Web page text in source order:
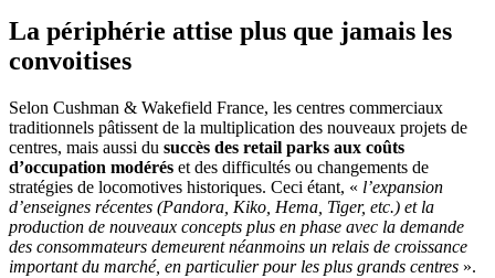
La périphérie attise plus que jamais les
convoitises
Selon Cushman & Wakefield France, les centres commerciaux
traditionnels pâtissent de la multiplication des nouveaux projets de
centres, mais aussi du succès des retail parks aux coûts
d’occupation modérés et des difficultés ou changements de
stratégies de locomotives historiques. Ceci étant, « l’expansion
d’enseignes récentes (Pandora, Kiko, Hema, Tiger, etc.) et la
production de nouveaux concepts plus en phase avec la demande
des consommateurs demeurent néanmoins un relais de croissance
important du marché, en particulier pour les plus grands centres ».